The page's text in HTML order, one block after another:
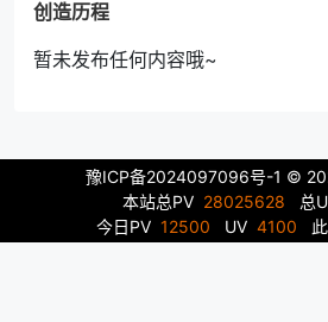
创造历程
暂未发布任何内容哦~
豫ICP备2024097096号-1 ©
本站总PV 28025628 总
今日PV 12500 UV 4100